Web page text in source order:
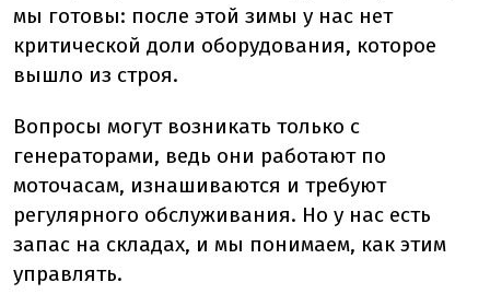
мы готовы: после этой зимы у нас нет
критической доли оборудования, которое
вышло из строя.
Вопросы могут возникать только с
генераторами, ведь они работают по
моточасам, изнашиваются и требуют
регулярного обслуживания. Но у нас есть
запас на складах, и мы понимаем, как этим
управлять.